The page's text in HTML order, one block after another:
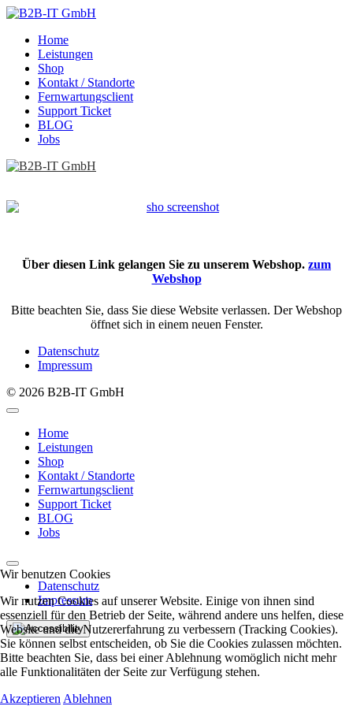
Home
Leistungen
Shop
Kontakt / Standorte
Fernwartungsclient
Support Ticket
BLOG
Jobs
Über diesen Link gelangen Sie zu unserem Webshop. zum
Webshop
Bitte beachten Sie, dass Sie diese Website verlassen. Der Webshop
öffnet sich in einem neuen Fenster.
Datenschutz
Impressum
© 2026 B2B-IT GmbH
Home
Leistungen
Shop
Kontakt / Standorte
Fernwartungsclient
Support Ticket
BLOG
Jobs
Datenschutz
Impressum
Wir benutzen Cookies
Wir nutzen Cookies auf unserer Website. Einige von ihnen sind
essenziell für den Betrieb der Seite, während andere uns helfen, diese
Website und die Nutzererfahrung zu verbessern (Tracking Cookies).
Sie können selbst entscheiden, ob Sie die Cookies zulassen möchten.
Bitte beachten Sie, dass bei einer Ablehnung womöglich nicht mehr
alle Funktionalitäten der Seite zur Verfügung stehen.
Akzeptieren Ablehnen